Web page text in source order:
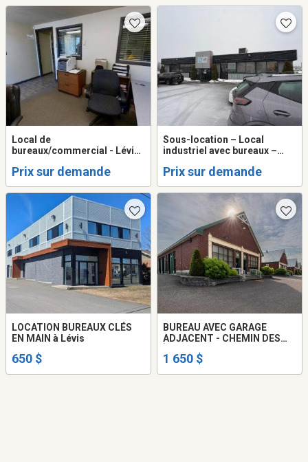
Local de
bureaux/commercial - Lévis
Prix sur demande
Sous-location – Local
industriel avec bureaux –
Prix sur demande
LOCATION BUREAUX CLÉS
EN MAIN à Lévis
650 $
BUREAU AVEC GARAGE
ADJACENT - CHEMIN DES
1 650 $